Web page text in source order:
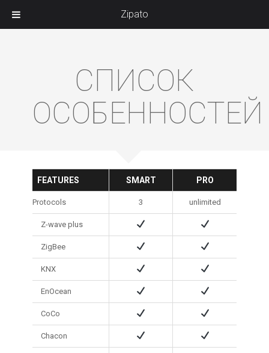
СПИСОК
ОСОБЕННОСТЕЙ
FEATURES SMART PRO
Protocols 3 unlimited
Z-wave plus
ZigBee
KNX
EnOcean
CoCo
Chacon
Zipato